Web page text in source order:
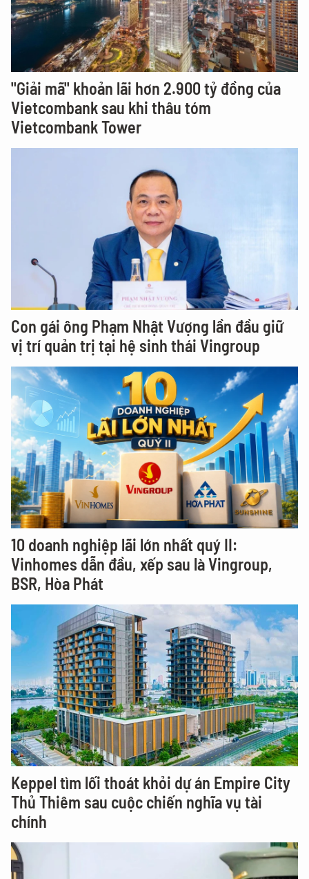
"Giải mã" khoản lãi hơn 2.900 tỷ đồng của
Vietcombank sau khi thâu tóm
Vietcombank Tower
Con gái ông Phạm Nhật Vượng lần đầu giữ
vị trí quản trị tại hệ sinh thái Vingroup
10 doanh nghiệp lãi lớn nhất quý II:
Vinhomes dẫn đầu, xếp sau là Vingroup,
BSR, Hòa Phát
Keppel tìm lối thoát khỏi dự án Empire City
Thủ Thiêm sau cuộc chiến nghĩa vụ tài
chính